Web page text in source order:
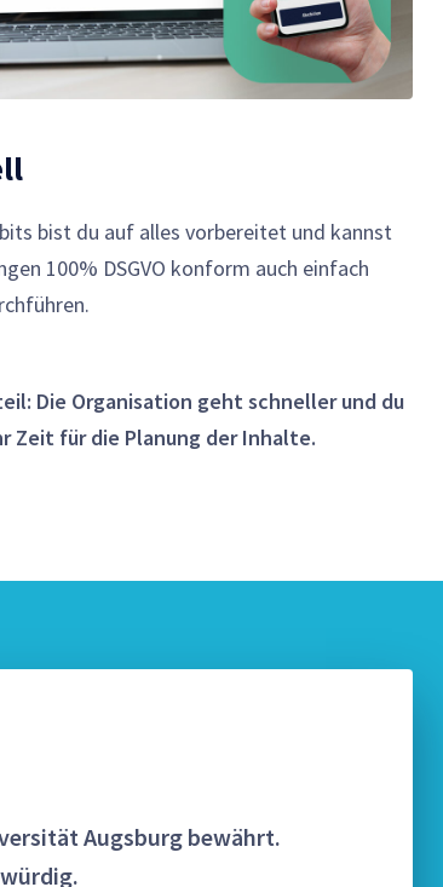
bist du auf alles vorbereitet und kannst
100% DSGVO konform auch einfach
Die Organisation geht schneller und du
Zeit für die Planung der Inhalte.
Augsburg bewährt.